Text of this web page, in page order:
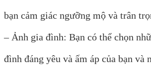
bạn cảm giác ngưỡng mộ và trân
– Ảnh gia đình: Bạn có thể chọn
đình đáng yêu và ấm áp của bạn và